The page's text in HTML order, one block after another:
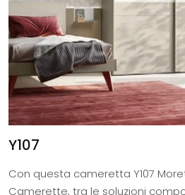
Y107
Con questa cameretta Y107
Camerette, tra le soluzioni